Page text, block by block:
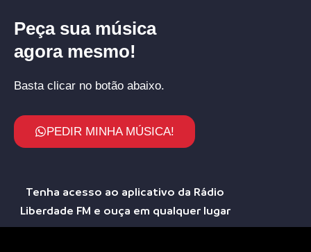
Peça sua música
agora mesmo!
Basta clicar no botão abaixo.
PEDIR MINHA MÚSICA!
Tenha acesso ao aplicativo da Rádio
Liberdade FM e ouça em qualquer lugar